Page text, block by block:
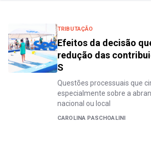
TRIBUTAÇÃO
Efeitos da decisão
redução das
S
Questões processuais que
especialmente sobre a
nacional ou local
CAROLINA PASCHOALINI